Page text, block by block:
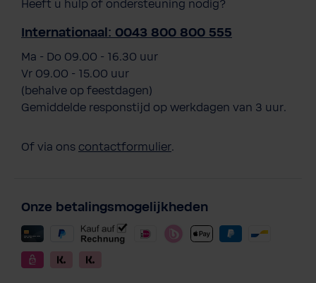
Heeft u hulp of ondersteuning nodig?
Internationaal: 0043 800 800 555
Ma - Do 09.00 - 16.30 uur
Vr 09.00 - 15.00 uur
(behalve op feestdagen)
Gemiddelde responstijd op werkdagen van 3 uur.
Of via ons contactformulier.
Onze betalingsmogelijkheden